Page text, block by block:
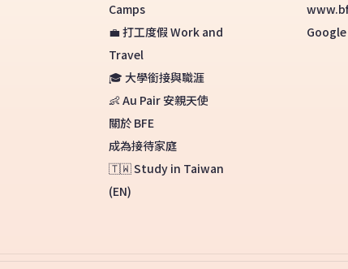
Camps
💼 打工度假 Work and
Travel
🎓 大學銜接與職涯
👶 Au Pair 安親天使
關於 BFE
成為接待家庭
🇹🇼 Study in Taiwan
(EN)
Google